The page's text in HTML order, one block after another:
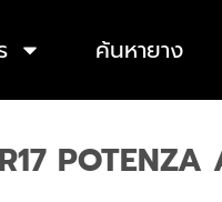
ค้นหายาง